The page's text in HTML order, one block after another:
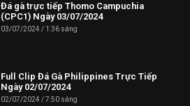
Đá gà trực tiếp Thomo Campuchia
(CPC1) Ngày 03/07/2024
03/07/2024 1:36 sáng
Full Clip Đá Gà Philippines Trực Tiếp
Ngày 02/07/2024
02/07/2024 7:50 sáng